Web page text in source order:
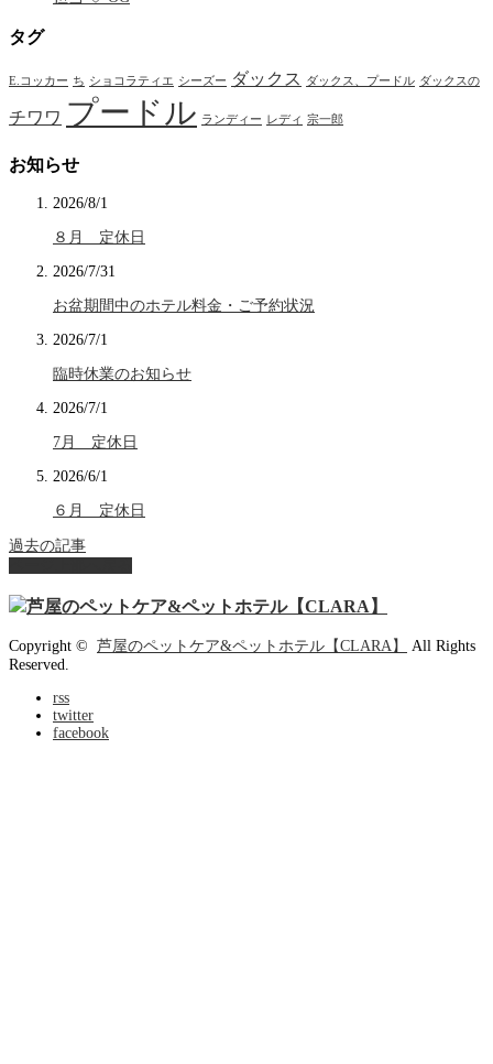
タグ
E.コッカー ち ショコラティエ シーズー ダックス ダックス、プードル ダックスの
チワワ プードル ランディー レディ 宗一郎
お知らせ
2026/8/1
８月 定休日
2026/7/31
お盆期間中のホテル料金・ご予約状況
2026/7/1
臨時休業のお知らせ
2026/7/1
7月 定休日
2026/6/1
６月 定休日
過去の記事
Copyright © 芦屋のペットケア&ペットホテル【CLARA】
All Rights
Reserved.
rss
twitter
facebook